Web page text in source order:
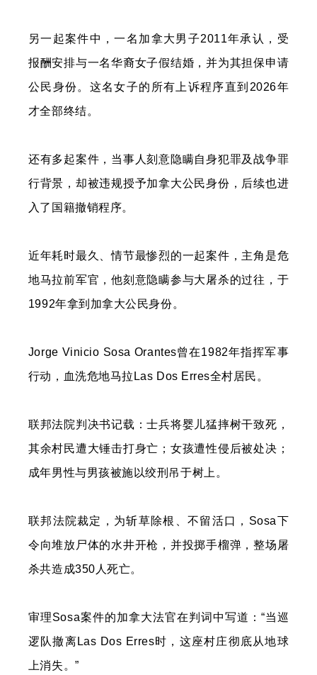
另一起案件中，一名加拿大男子2011年承认，受
报酬安排与一名华裔女子假结婚，并为其担保申请
公民身份。这名女子的所有上诉程序直到2026年
才全部终结。
还有多起案件，当事人刻意隐瞒自身犯罪及战争罪
行背景，却被违规授予加拿大公民身份，后续也进
入了国籍撤销程序。
近年耗时最久、情节最惨烈的一起案件，主角是危
地马拉前军官，他刻意隐瞒参与大屠杀的过往，于
1992年拿到加拿大公民身份。
Jorge Vinicio Sosa Orantes曾在1982年指挥军事
行动，血洗危地马拉Las Dos Erres全村居民。
联邦法院判决书记载：士兵将婴儿猛摔树干致死，
其余村民遭大锤击打身亡；女孩遭性侵后被处决；
成年男性与男孩被施以绞刑吊于树上。
联邦法院裁定，为斩草除根、不留活口，Sosa下
令向堆放尸体的水井开枪，并投掷手榴弹，整场屠
杀共造成350人死亡。
审理Sosa案件的加拿大法官在判词中写道：“当巡
逻队撤离Las Dos Erres时，这座村庄彻底从地球
上消失。”